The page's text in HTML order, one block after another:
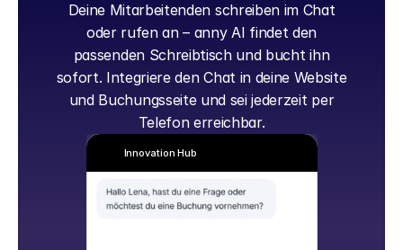
Deine Mitarbeitenden schreiben im Chat
oder rufen an – anny AI findet den
passenden Schreibtisch und bucht ihn
sofort. Integriere den Chat in deine Website
und Buchungsseite und sei jederzeit per
Telefon erreichbar.
Innovation Hub